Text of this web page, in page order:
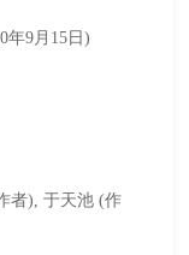
年9月15日)
者), 于天池 (作